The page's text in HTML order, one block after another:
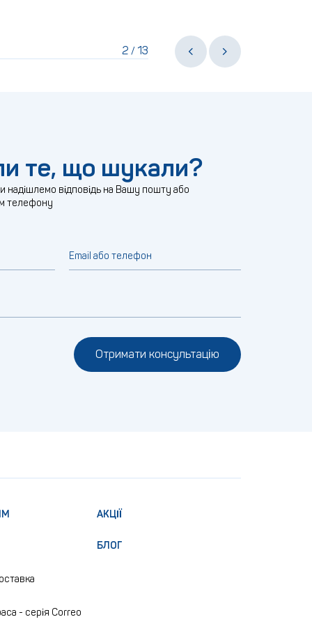
2 /13
те, що шукали?
надішлемо відповідь на Вашу пошту або
телефону
Email або телефон
Отримати консультацію
- серія Correo
АКЦІЇ
БЛОГ